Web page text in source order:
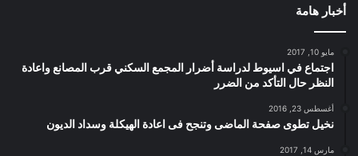
أخبار هامة
مايو 10, 2017
اجتماع في اسيوط لدراسة أضرار المجمع السكني قرب المصانع واعادة
النظر حال التأكد من الضرر
أغسطس 23, 2016
نخيل تطوى صفحة الماضى وتنجح فى اعادة الهيكلة وسداد الديون
مارس 14, 2017